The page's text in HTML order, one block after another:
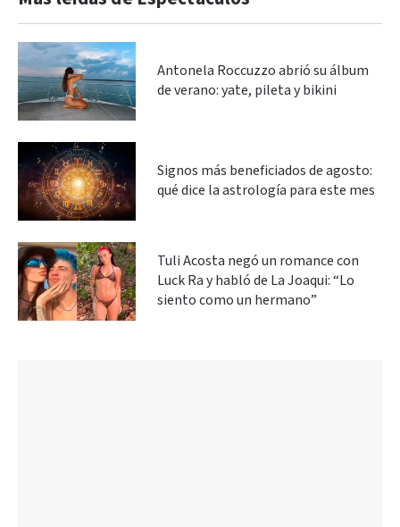
Antonela Roccuzzo abrió su álbum
de verano: yate, pileta y bikini
Signos más beneficiados de agosto:
qué dice la astrología para este mes
Tuli Acosta negó un romance con
Luck Ra y habló de La Joaqui: “Lo
siento como un hermano”